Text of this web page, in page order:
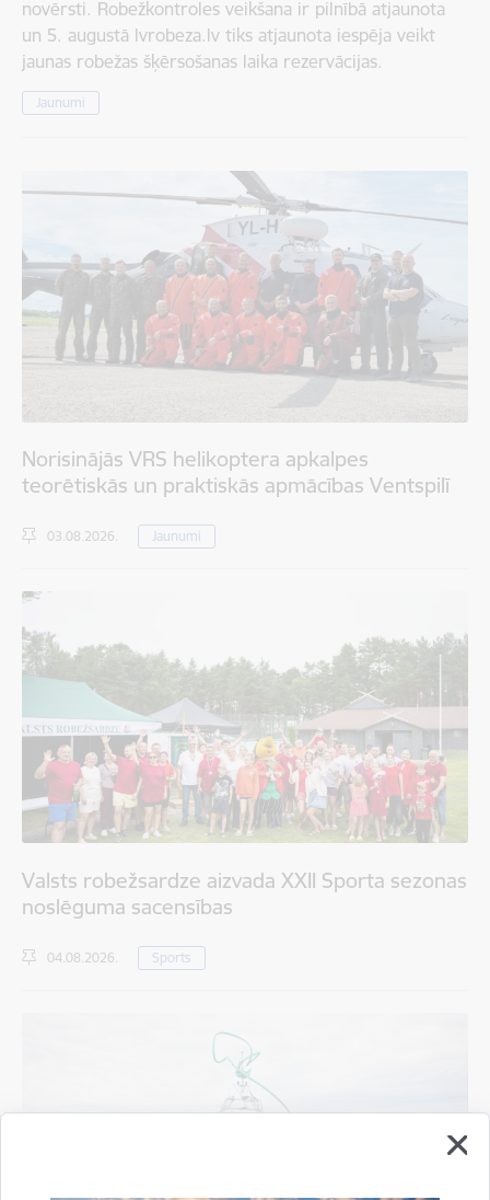
novērsti. Robežkontroles veikšana ir pilnībā atjaunota
un 5. augustā lvrobeza.lv tiks atjaunota iespēja veikt
jaunas robežas šķērsošanas laika rezervācijas.
Jaunumi
Norisinājās VRS helikoptera apkalpes
teorētiskās un praktiskās apmācības Ventspilī
03.08.2026. Jaunumi
Valsts robežsardze aizvada XXII Sporta sezonas
noslēguma sacensības
04.08.2026. Sports